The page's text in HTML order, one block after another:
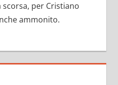
per Cristiano
ammonito.